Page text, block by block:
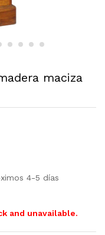
maciza
4-5 días
and unavailable.